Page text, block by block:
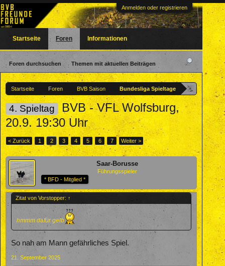
Anmelden oder registrieren
Startseite Foren BVB Saison Bundesliga Spieltage
4. Spieltag BVB - VFL Wolfsburg,
20.9. 19:30 Uhr
< Zurück 1 2 3 4 5 6 7 Weiter >
Saar-Borusse
Führungsspieler
* BFD - Mitglied *
Zitat von Vorstopper: ↑
hmmm dafür gelb
So nah am Mann gefährliches Spiel.
21. September 2025
Startseite Foren
Foren durchsuchen Themen mit aktuellen Beiträgen
Informationen